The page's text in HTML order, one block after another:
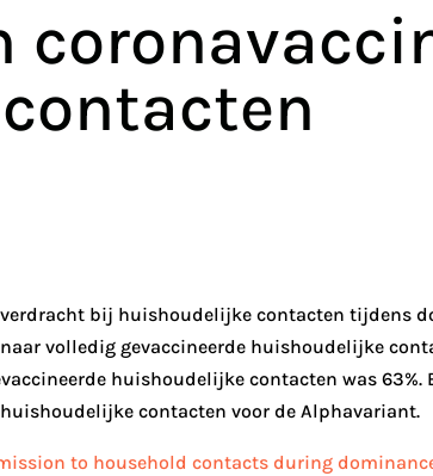
bij huishoudelijke contacten tijdens
volledig gevaccineerde huishoudelijke
huishoudelijke contacten was 63%.
contacten voor de Alphavariant.‎
to household contacts during